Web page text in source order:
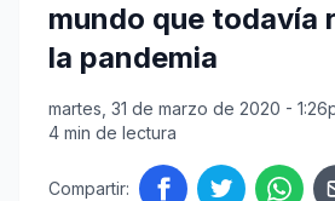
mundo que todavía
la pandemia
martes, 31 de marzo de 2020 -
4 min de lectura
Compartir: